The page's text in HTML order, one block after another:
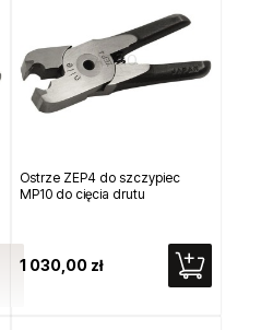
Ostrze ZEP4 do szczypiec
MP10 do cięcia drutu
1 030,00 zł